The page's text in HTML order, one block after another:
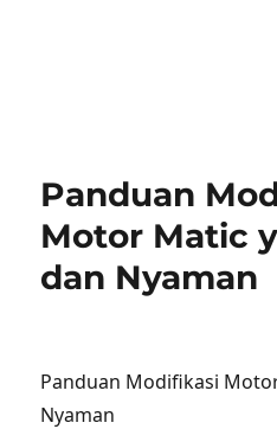
Panduan
Motor Matic
dan Nyaman
Panduan Modifikasi
Nyaman